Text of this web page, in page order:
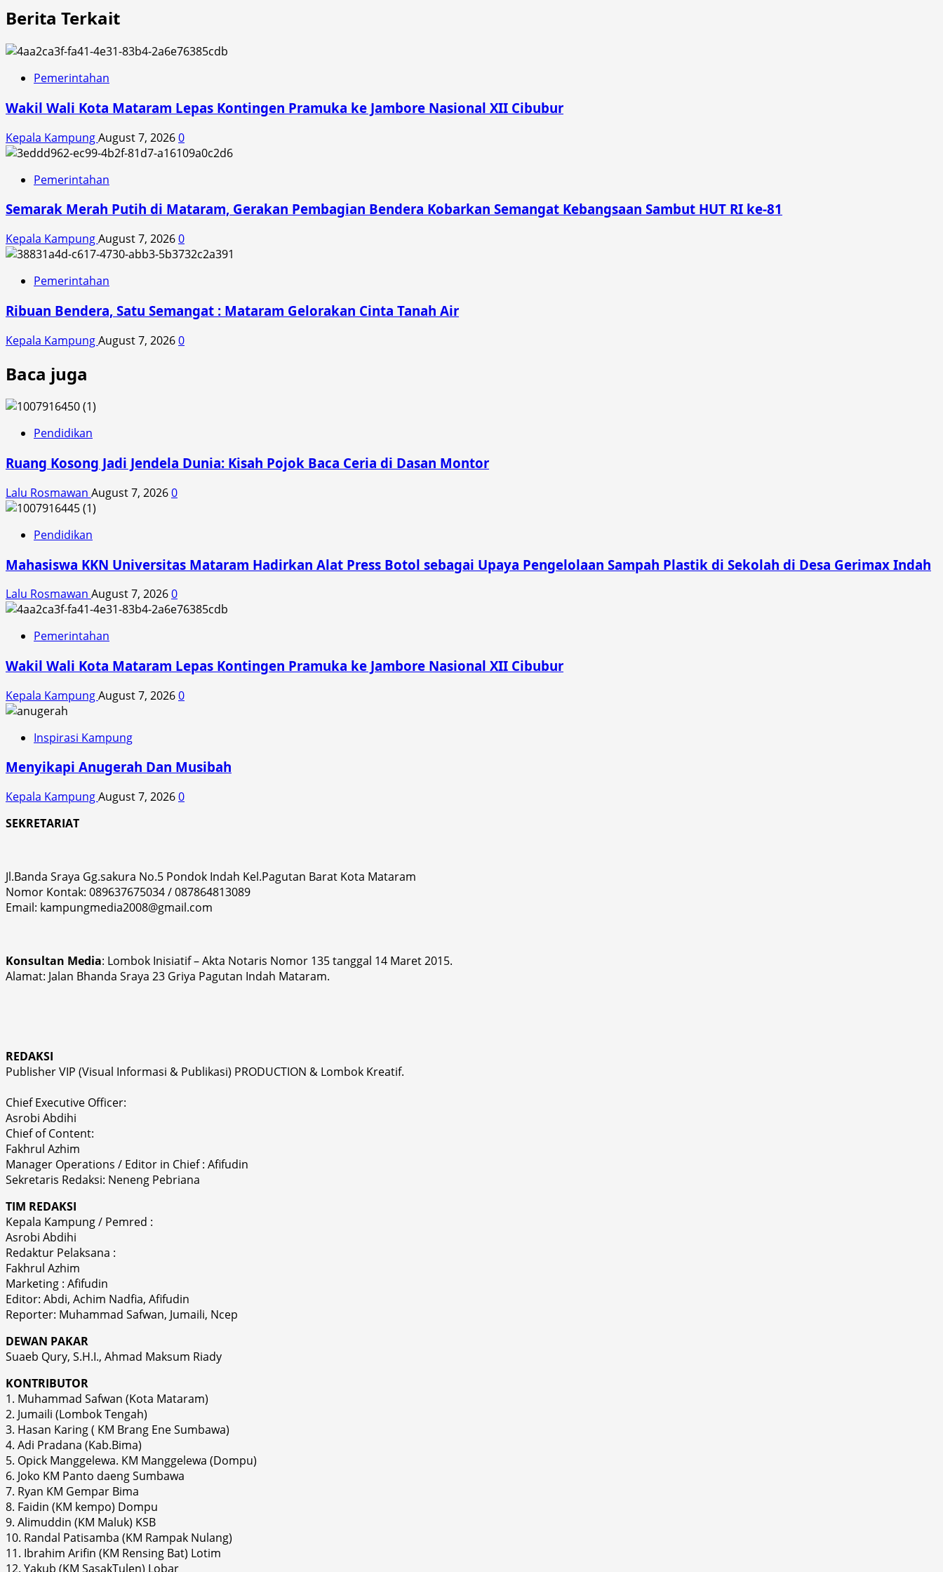
Berita Terkait
Pemerintahan
Wakil Wali Kota Mataram Lepas Kontingen Pramuka ke Jambore Nasional XII Cibubur
Kepala KampungAugust 7, 20260
Pemerintahan
Semarak Merah Putih di Mataram, Gerakan Pembagian Bendera Kobarkan Semangat Kebangsaan Sambut HUT RI ke-81
Kepala KampungAugust 7, 20260
Pemerintahan
Ribuan Bendera, Satu Semangat : Mataram Gelorakan Cinta Tanah Air
Kepala KampungAugust 7, 20260
Baca juga
Pendidikan
Ruang Kosong Jadi Jendela Dunia: Kisah Pojok Baca Ceria di Dasan Montor
Lalu Rosmawan August 7, 20260
Pendidikan
Mahasiswa KKN Universitas Mataram Hadirkan Alat Press Botol sebagai Upaya Pengelolaan Sampah Plastik di Sekolah di Desa Gerimax Indah
Lalu Rosmawan August 7, 20260
Pemerintahan
Wakil Wali Kota Mataram Lepas Kontingen Pramuka ke Jambore Nasional XII Cibubur
Kepala KampungAugust 7, 20260
Inspirasi Kampung
Menyikapi Anugerah Dan Musibah
Kepala KampungAugust 7, 20260
SEKRETARIAT
Jl.Banda Sraya Gg.sakura No.5 Pondok Indah Kel.Pagutan Barat Kota Mataram
Nomor Kontak: 089637675034 / 087864813089
Email: kampungmedia2008@gmail.com
Konsultan Media: Lombok Inisiatif – Akta Notaris Nomor 135 tanggal 14 Maret 2015.
Alamat: Jalan Bhanda Sraya 23 Griya Pagutan Indah Mataram.
REDAKSI
Publisher VIP (Visual Informasi & Publikasi) PRODUCTION & Lombok Kreatif.
Chief Executive Officer:
Asrobi Abdihi
Chief of Content:
Fakhrul Azhim
Manager Operations / Editor in Chief : Afifudin
Sekretaris Redaksi: Neneng Pebriana
TIM REDAKSI
Kepala Kampung / Pemred :
Asrobi Abdihi
Redaktur Pelaksana :
Fakhrul Azhim
Marketing : Afifudin
Editor: Abdi, Achim Nadfia, Afifudin
Reporter: Muhammad Safwan, Jumaili, Ncep
DEWAN PAKAR
Suaeb Qury, S.H.I., Ahmad Maksum Riady
KONTRIBUTOR
1. Muhammad Safwan (Kota Mataram)
2. Jumaili (Lombok Tengah)
3. Hasan Karing ( KM Brang Ene Sumbawa)
4. Adi Pradana (Kab.Bima)
5. Opick Manggelewa. KM Manggelewa (Dompu)
6. Joko KM Panto daeng Sumbawa
7. Ryan KM Gempar Bima
8. Faidin (KM kempo) Dompu
9. Alimuddin (KM Maluk) KSB
10. Randal Patisamba (KM Rampak Nulang)
11. Ibrahim Arifin (KM Rensing Bat) Lotim
12. Yakub (KM SasakTulen) Lobar